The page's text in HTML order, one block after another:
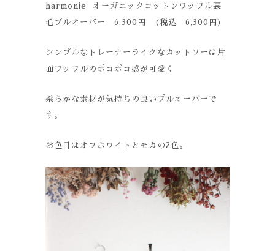
harmonie オーガニックコットンワッフル裏
毛プルオーバー 6,300円 (税込 6,300円)
シンプルなトレーナーライクなカットソーは片
面ワッフルのポコポコ感が可愛く
柔らかな素材が気持ちの良いプルオーバーで
す。
お色目はオフホワイトとモカの2色。